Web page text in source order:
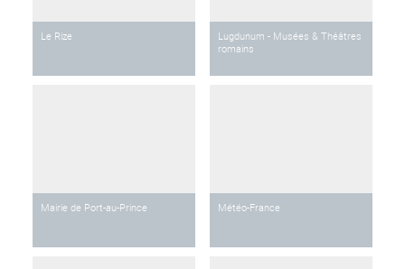
Le Rize
Lugdunum - Musées & Théâtres
romains
Mairie de Port-au-Prince Météo-France